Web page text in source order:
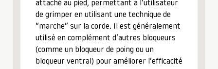
attaché au pied, permettant à l’utilisateur
de grimper en utilisant une technique de
“marche” sur la corde. Il est généralement
utilisé en complément d’autres bloqueurs
(comme un bloqueur de poing ou un
bloqueur ventral) pour améliorer l’efficacité